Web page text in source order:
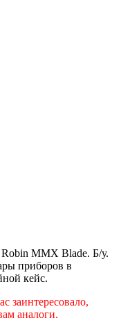
MMX Blade. Б/у.
приборов в
кейс.
заинтересовало,
аналоги.